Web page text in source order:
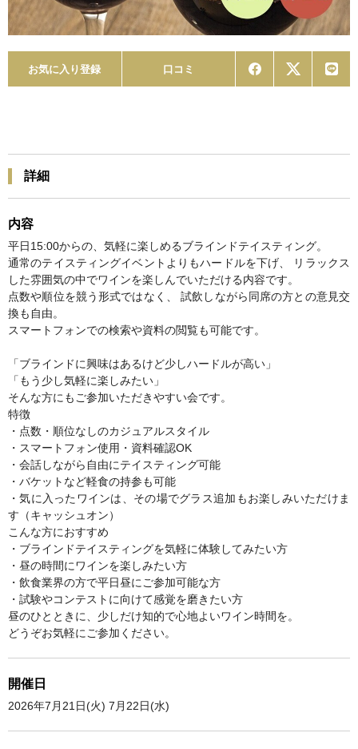
お気に入り登録 口コミ
詳細
内容
平日15:00からの、気軽に楽しめるブラインドテイスティング。
通常のテイスティングイベントよりもハードルを下げ、 リラックス
した雰囲気の中でワインを楽しんでいただける内容です。
点数や順位を競う形式ではなく、 試飲しながら同席の方との意見交
換も自由。
スマートフォンでの検索や資料の閲覧も可能です。
「ブラインドに興味はあるけど少しハードルが高い」
「もう少し気軽に楽しみたい」
そんな方にもご参加いただきやすい会です。
特徴
・点数・順位なしのカジュアルスタイル
・スマートフォン使用・資料確認OK
・会話しながら自由にテイスティング可能
・バケットなど軽食の持参も可能
・気に入ったワインは、その場でグラス追加もお楽しみいただけま
す（キャッシュオン）
こんな方におすすめ
・ブラインドテイスティングを気軽に体験してみたい方
・昼の時間にワインを楽しみたい方
・飲食業界の方で平日昼にご参加可能な方
・試験やコンテストに向けて感覚を磨きたい方
昼のひとときに、少しだけ知的で心地よいワイン時間を。
どうぞお気軽にご参加ください。
開催日
2026年7月21日(火) 7月22日(水)